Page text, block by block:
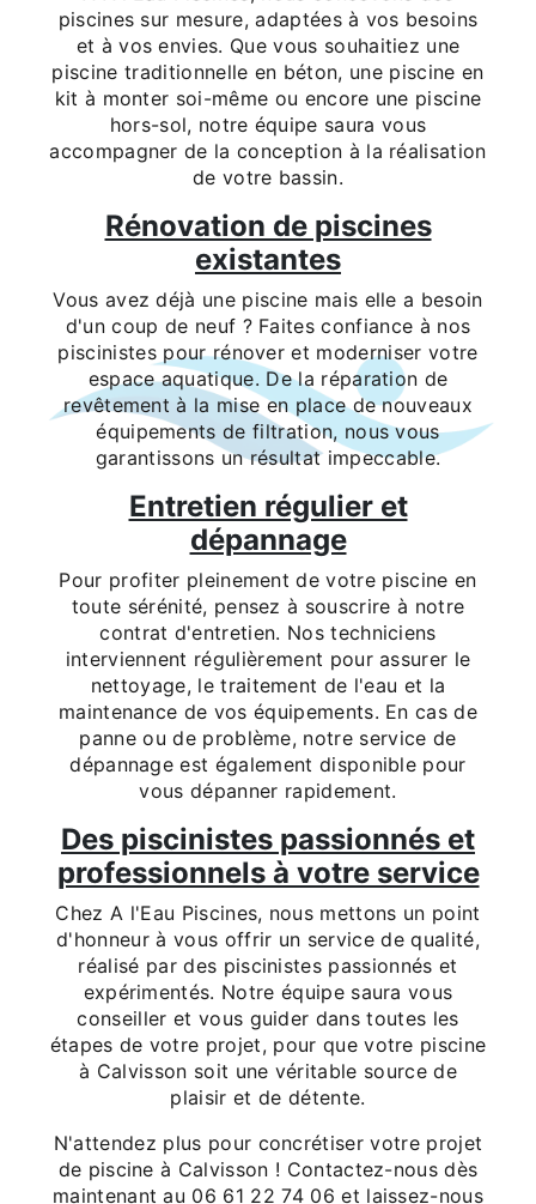
piscines sur mesure, adaptées à vos besoins
et à vos envies. Que vous souhaitiez une
piscine traditionnelle en béton, une piscine en
kit à monter soi-même ou encore une piscine
hors-sol, notre équipe saura vous
accompagner de la conception à la réalisation
de votre bassin.
Rénovation de piscines
existantes
Vous avez déjà une piscine mais elle a besoin
d'un coup de neuf ? Faites confiance à nos
piscinistes pour rénover et moderniser votre
espace aquatique. De la réparation de
revêtement à la mise en place de nouveaux
équipements de filtration, nous vous
garantissons un résultat impeccable.
Entretien régulier et
dépannage
Pour profiter pleinement de votre piscine en
toute sérénité, pensez à souscrire à notre
contrat d'entretien. Nos techniciens
interviennent régulièrement pour assurer le
nettoyage, le traitement de l'eau et la
maintenance de vos équipements. En cas de
panne ou de problème, notre service de
dépannage est également disponible pour
vous dépanner rapidement.
Des piscinistes passionnés et
professionnels à votre service
Chez A l'Eau Piscines, nous mettons un point
d'honneur à vous offrir un service de qualité,
réalisé par des piscinistes passionnés et
expérimentés. Notre équipe saura vous
conseiller et vous guider dans toutes les
étapes de votre projet, pour que votre piscine
à Calvisson soit une véritable source de
plaisir et de détente.
N'attendez plus pour concrétiser votre projet
de piscine à Calvisson ! Contactez-nous dès
maintenant au 06 61 22 74 06 et laissez-nous